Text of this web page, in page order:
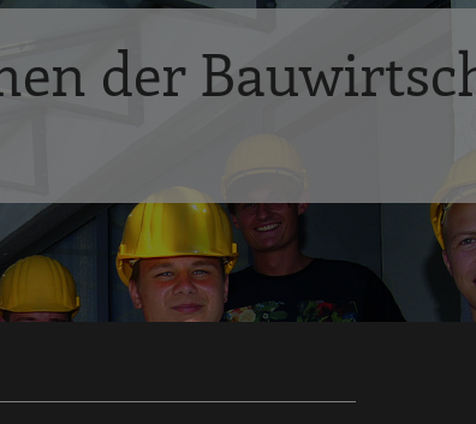
der